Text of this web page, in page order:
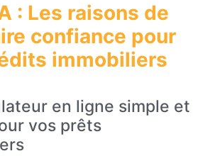
: Les raisons de
confiance pour
immobiliers
en ligne simple et
vos prêts